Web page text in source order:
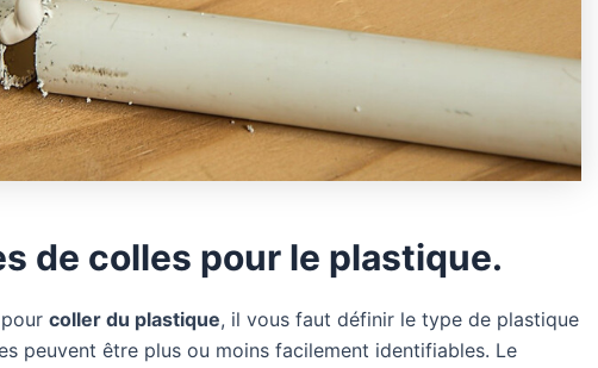
de colles pour le plastique.
coller du plastique, il vous faut définir le type de plastique
peuvent être plus ou moins facilement identifiables. Le